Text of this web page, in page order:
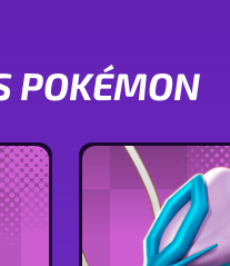
POKÉMON